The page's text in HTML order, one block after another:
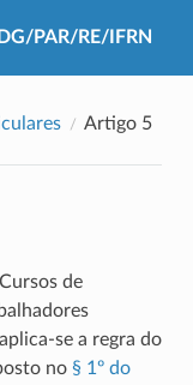
PAR/RE/IFRN
Artigo 5
de
se a regra do
no § 1º do